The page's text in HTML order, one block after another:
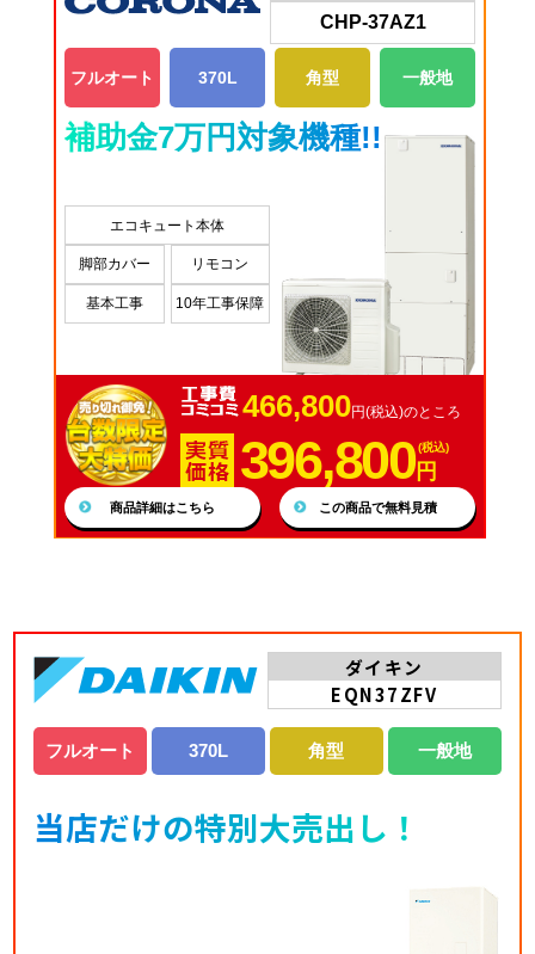
CHP-37AZ1
フルオート 370L 角型 一般地
補助金7万円対象機種!!
エコキュート本体
脚部カバー リモコン
基本工事 10年工事保障
466,800円(税込)のところ
396,800(税込)
円
商品詳細はこちら この商品で無料見積
ダイキン
EQN37ZFV
フルオート 370L 角型 一般地
当店だけの特別大売出し！